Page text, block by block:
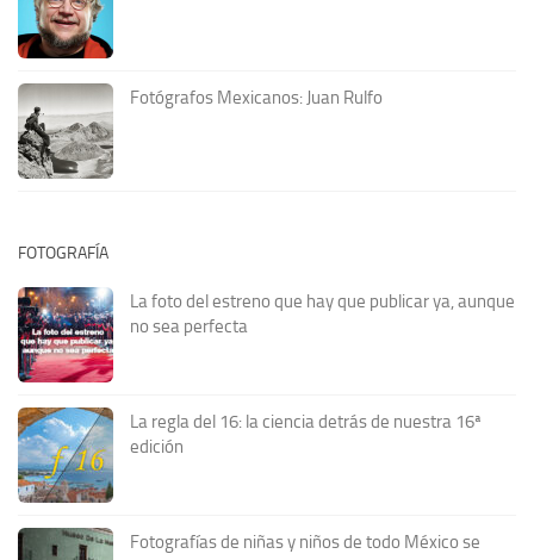
Fotógrafos Mexicanos: Juan Rulfo
FOTOGRAFÍA
La foto del estreno que hay que publicar ya, aunque
no sea perfecta
La regla del 16: la ciencia detrás de nuestra 16ª
edición
Fotografías de niñas y niños de todo México se